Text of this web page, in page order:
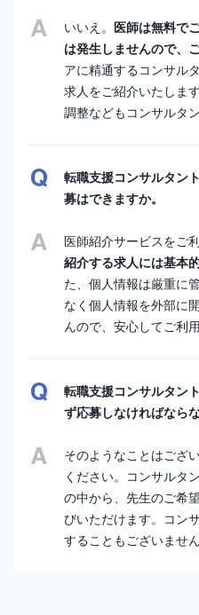
いいえ。 医師は無料で
は発生しませんので、
アに精通するコンサル
求人をご紹介いたしま
調整などもコンサルタ
転職支援コンサルタン
募はできますか。
医師紹介サービスをご利
紹介する求人には基本
た、個人情報は厳重に
なく個人情報を外部に
んので、安心してご利
転職支援コンサルタン
ず応募しなければなら
そのようなことはござ
ください。コンサルタ
の中から、先生のご希
びいただけます。コン
することもございません